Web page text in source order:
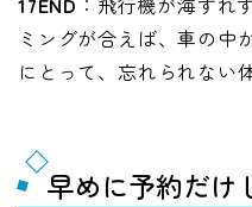
ミングが合えば、車の中
にとって、忘れられない
早めに予約だけ